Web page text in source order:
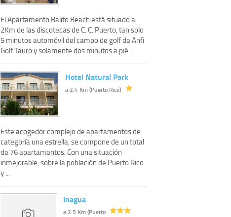
El Apartamento Balito Beach está situado a
2Km de las discotecas de C. C. Puerto, tan solo
5 minutos automóvil del campo de golf de Anfi
Golf Tauro y solamente dos minutos a pié...
Hotel Natural Park
a 2.4 Km (Puerto Rico)
Este acogedor complejo de apartamentos de
categoría una estrella, se compone de un total
de 76 apartamentos. Con una situación
inmejorable, sobre la población de Puerto Rico
y ...
Inagua
a 2.5 Km (Puerto